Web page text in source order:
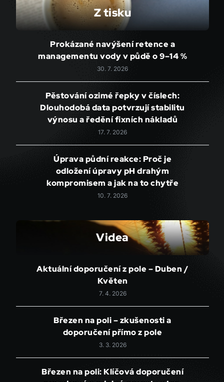
Z tisku
Prokázané navýšení retence a
managementu vody v půdě o 9–14 %
30. 7. 2026
Pěstování ozimé řepky v číslech:
Dlouhodobá data potvrzují stabilitu
výnosu a ředění fixních nákladů
17. 7. 2026
Úprava půdní reakce: Proč je
odložení úpravy pH drahým
kompromisem a jak na to chytře
10. 7. 2026
Videa
Aktuální doporučení z pole – Duben /
Květen
7. 4. 2026
Březen na poli – zkušenosti a
doporučení přímo z pole
3. 3. 2026
Březen na poli: Klíčová doporučení